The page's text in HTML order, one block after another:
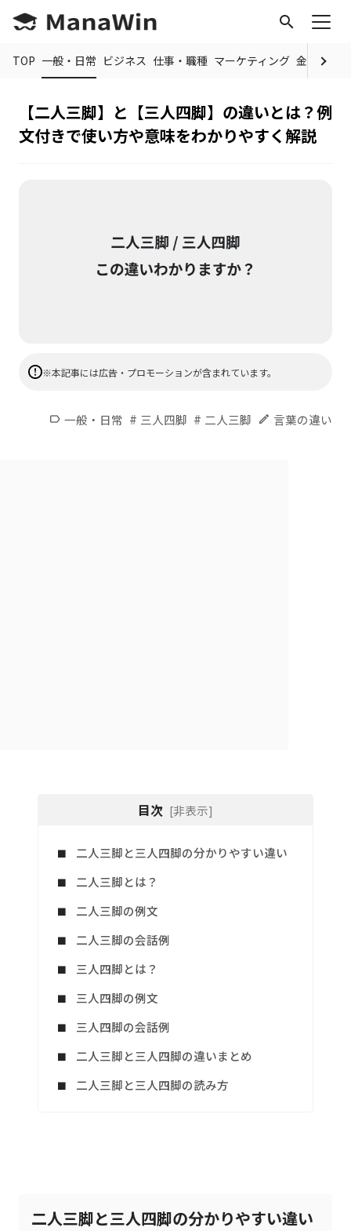
search
TOP 一般・日常 ビジネス 仕事・職種 マーケティング 金融 制度
【二人三脚】と【三人四脚】の違いとは？例
文付きで使い方や意味をわかりやすく解説
※本記事には広告・プロモーションが含まれています。
label 一般・日常 # 三人四脚 # 二人三脚 edit 言葉の違い
目次 [非表示]
二人三脚と三人四脚の分かりやすい違い
二人三脚とは？
二人三脚の例文
二人三脚の会話例
三人四脚とは？
三人四脚の例文
三人四脚の会話例
二人三脚と三人四脚の違いまとめ
二人三脚と三人四脚の読み方
二人三脚と三人四脚の分かりやすい違い